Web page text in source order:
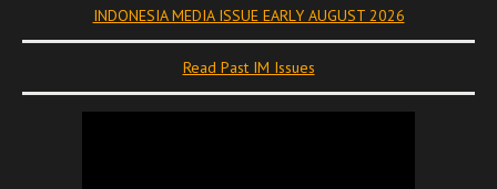
INDONESIA MEDIA ISSUE EARLY AUGUST 2026
Read Past IM Issues